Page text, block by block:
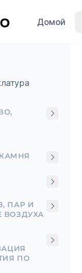
Домой
ПАР И
ПО